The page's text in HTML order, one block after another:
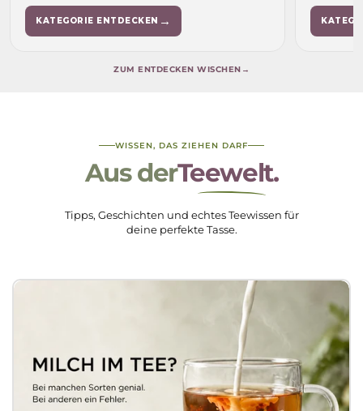
KATEGORIE ENTDECKEN →
ZUM ENTDECKEN WISCHEN →
WISSEN, DAS ZIEHEN DARF
Aus derTeewelt.
Tipps, Geschichten und echtes Teewissen für
deine perfekte Tasse.